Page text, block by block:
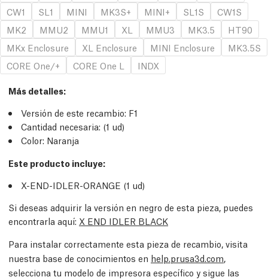
CW1
SL1 MINI MK3S+ MINI+ SL1S
CW1S
MK2
MMU2 MMU1 XL MMU3 MK3.5
HT90
MKx Enclosure
XL Enclosure MINI Enclosure
MK3.5S
CORE One/+
CORE One L INDX
Más detalles:
Versión de este recambio: F1
Cantidad necesaria: (1 ud)
Color: Naranja
Este producto incluye:
X-END-IDLER-ORANGE (1 ud)
Si deseas adquirir la versión en negro de esta pieza, puedes
encontrarla aquí: X END IDLER BLACK
Para instalar correctamente esta pieza de recambio, visita
nuestra base de conocimientos en help.prusa3d.com,
selecciona tu modelo de impresora específico y sigue las